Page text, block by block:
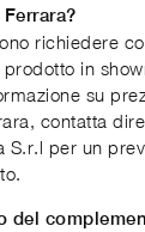
richiedere
in
su
contatta
S.r.l per un
del